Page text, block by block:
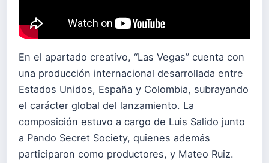
En el apartado creativo, “Las Vegas” cuenta con
una producción internacional desarrollada entre
Estados Unidos, España y Colombia, subrayando
el carácter global del lanzamiento. La
composición estuvo a cargo de Luis Salido junto
a Pando Secret Society, quienes además
participaron como productores, y Mateo Ruiz.